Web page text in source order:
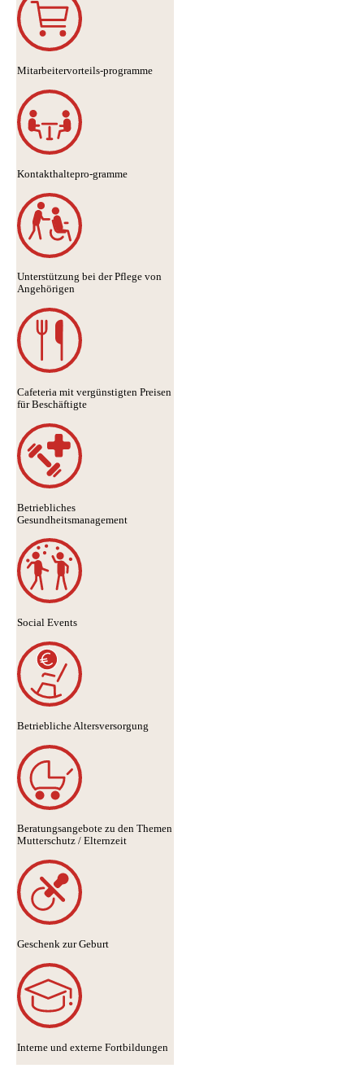
Mitarbeitervorteils-programme
Kontakthaltepro-gramme
Unterstützung bei der Pflege von
Angehörigen
Cafeteria mit vergünstigten Preisen
für Beschäftigte
Betriebliches
Gesundheitsmanagement
Social Events
Betriebliche Altersversorgung
Beratungsangebote zu den Themen
Mutterschutz / Elternzeit
Geschenk zur Geburt
Interne und externe Fortbildungen